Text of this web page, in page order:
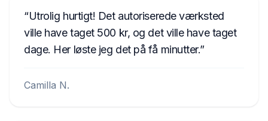
Utrolig hurtigt! Det autoriserede værksted
ville have taget 500 kr, og det ville have taget
dage. Her løste jeg det på få minutter.
Camilla N.